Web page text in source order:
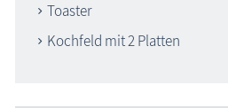
Toaster
Kochfeld mit 2 Platten